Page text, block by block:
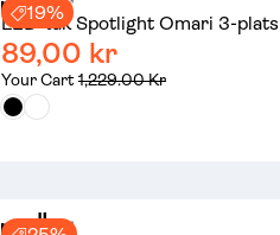
19%
LED-tak Spotlight Omari 3-plats
89,00 kr
Your Cart1,229.00 Kr